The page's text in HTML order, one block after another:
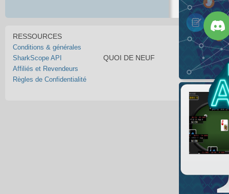
RESSOURCES
Conditions & générales
SharkScope API
Affiliés et Revendeurs
Règles de Confidentialité
QUOI DE NEUF